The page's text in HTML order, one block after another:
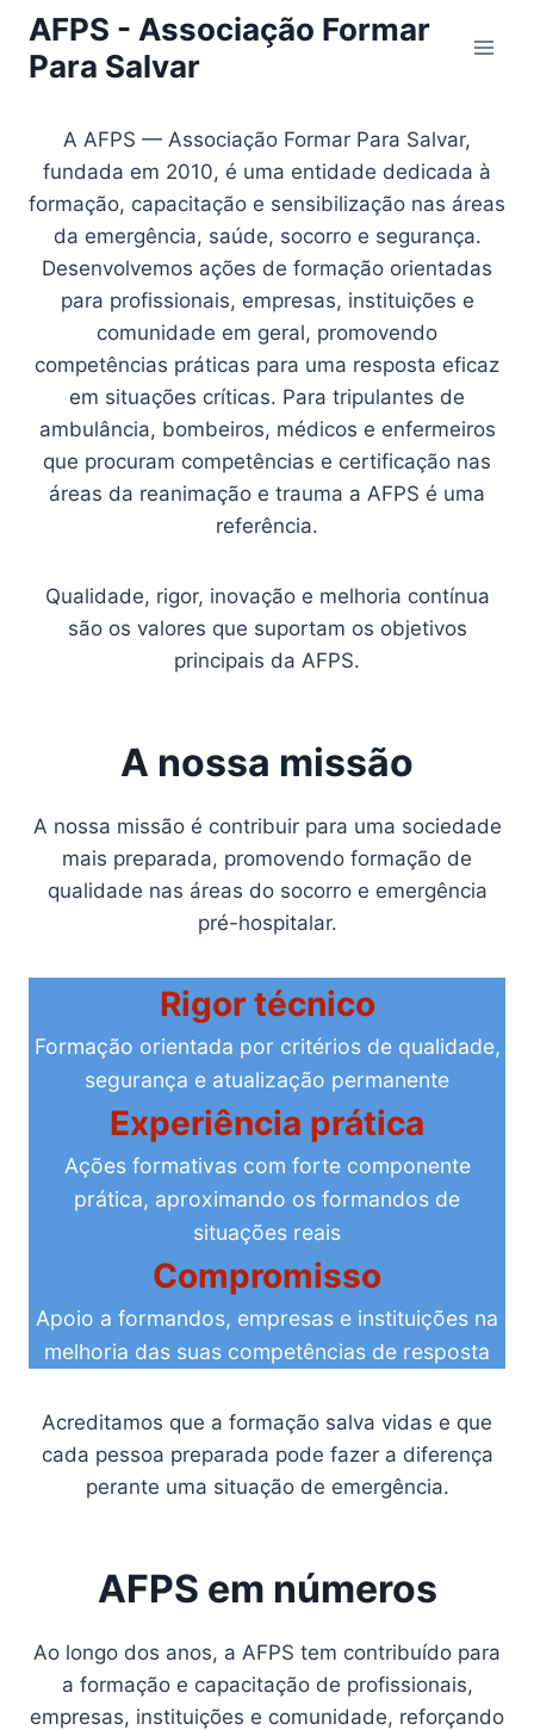
Skip
content
AFPS - Associação Formar
Para Salvar
A AFPS — Associação Formar Para Salvar,
fundada em 2010, é uma entidade dedicada à
formação, capacitação e sensibilização nas áreas
da emergência, saúde, socorro e segurança.
Desenvolvemos ações de formação orientadas
para profissionais, empresas, instituições e
comunidade em geral, promovendo
competências práticas para uma resposta eficaz
em situações críticas. Para tripulantes de
ambulância, bombeiros, médicos e enfermeiros
que procuram competências e certificação nas
áreas da reanimação e trauma a AFPS é uma
referência.
Qualidade, rigor, inovação e melhoria contínua
são os valores que suportam os objetivos
principais da AFPS.
A nossa missão
A nossa missão é contribuir para uma sociedade
mais preparada, promovendo formação de
qualidade nas áreas do socorro e emergência
pré-hospitalar.
Rigor técnico
Formação orientada por critérios de qualidade,
segurança e atualização permanente
Experiência prática
Ações formativas com forte componente
prática, aproximando os formandos de
situações reais
Compromisso
Apoio a formandos, empresas e instituições na
melhoria das suas competências de resposta
Acreditamos que a formação salva vidas e que
cada pessoa preparada pode fazer a diferença
perante uma situação de emergência.
AFPS em números
Ao longo dos anos, a AFPS tem contribuído para
a formação e capacitação de profissionais,
empresas, instituições e comunidade, reforçando